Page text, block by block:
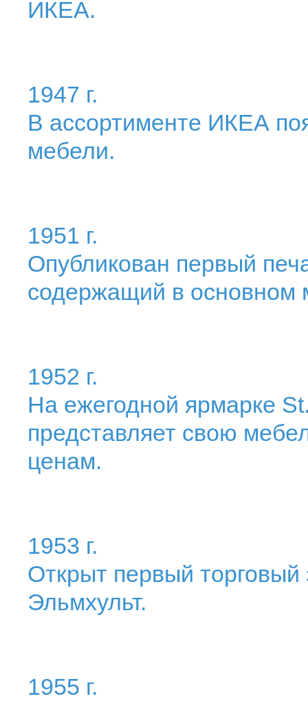
ИКЕА.
1947 г.
В ассортименте ИКЕА
мебели.
1951 г.
Опубликован первый
содержащий в основном
1952 г.
На ежегодной ярмарке
представляет свою
ценам.
1953 г.
Открыт первый торговый
Эльмхульт.
1955 г.